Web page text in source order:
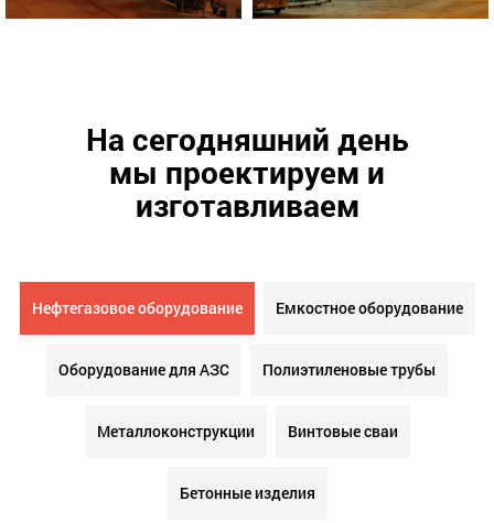
На сегодняшний день
мы проектируем и
изготавливаем
Нефтегазовое оборудование Емкостное оборудование
Оборудование для АЗС Полиэтиленовые трубы
Металлоконструкции Винтовые сваи
Бетонные изделия